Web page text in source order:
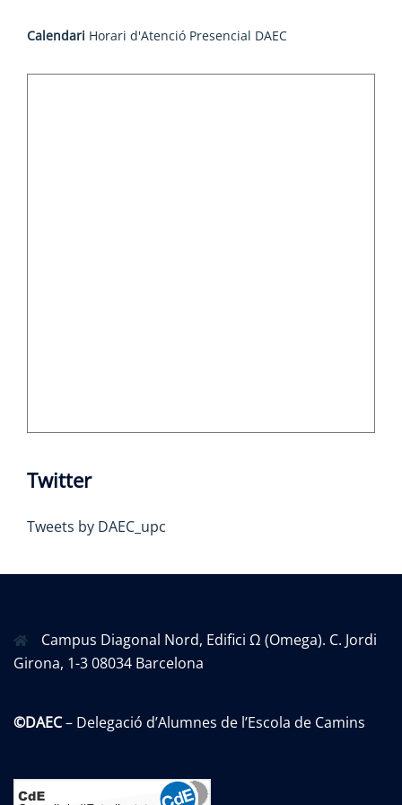
Calendari Horari d'Atenció Presencial DAEC
Twitter
Tweets by DAEC_upc
Campus Diagonal Nord, Edifici Ω (Omega). C. Jordi
Girona, 1-3 08034 Barcelona
©DAEC– Delegació d’Alumnes de l’Escola de Camins